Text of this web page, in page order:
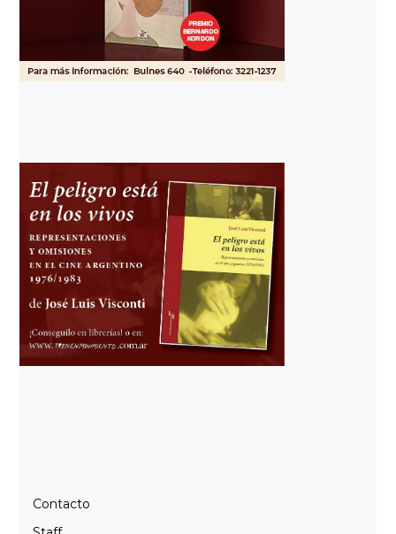
Contacto